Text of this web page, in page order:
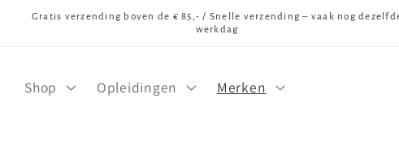
Gratis verzending boven de € 85,- / Snelle verzending – vaak nog
werkdag
Shop Opleidingen Merken